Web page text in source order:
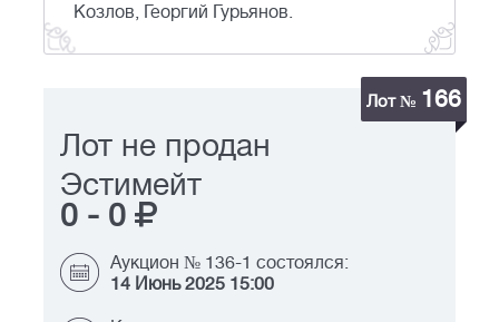
Козлов, Георгий Гурьянов.
Лот № 166
Лот не продан
Эстимейт
0 - 0
Аукцион № 136-1 состоялся:
14 Июнь 2025 15:00